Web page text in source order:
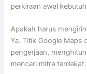
perkiraan awal
Apakah harus
Ya. Titik Google Maps
pengerjaan,
mencari mitra terdekat.